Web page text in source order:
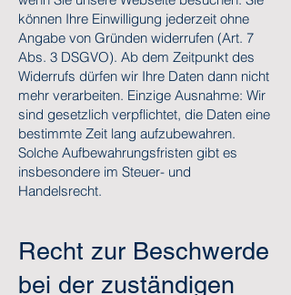
können Ihre Einwilligung jederzeit ohne
Angabe von Gründen widerrufen (Art. 7
Abs. 3 DSGVO). Ab dem Zeitpunkt des
Widerrufs dürfen wir Ihre Daten dann nicht
mehr verarbeiten. Einzige Ausnahme: Wir
sind gesetzlich verpflichtet, die Daten eine
bestimmte Zeit lang aufzubewahren.
Solche Aufbewahrungsfristen gibt es
insbesondere im Steuer- und
Handelsrecht.
Recht zur Beschwerde
bei der zuständigen